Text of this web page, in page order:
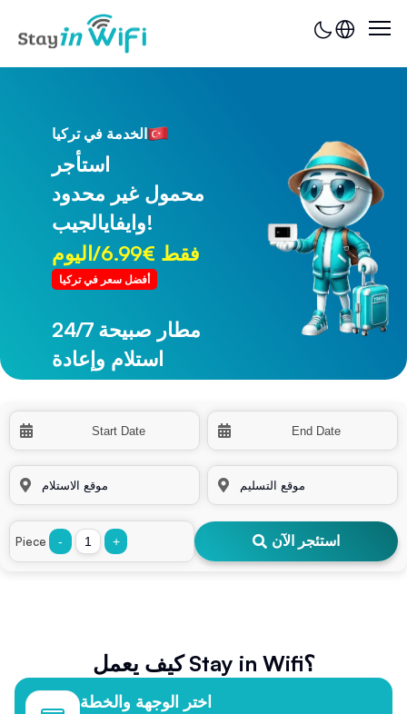
الخدمة في تركيا
استأجر
محمول غير محدود
وايفايالجيب!
فقط €6.99/اليوم
أفضل سعر في تركيا
24/7 مطار صبيحة
استلام وإعادة
24/7 مطار طرابزون
استلام وإعادة
Piece - + استئجر الآن
كيف يعمل Stay in Wifi؟
اختر الوجهة والخطة